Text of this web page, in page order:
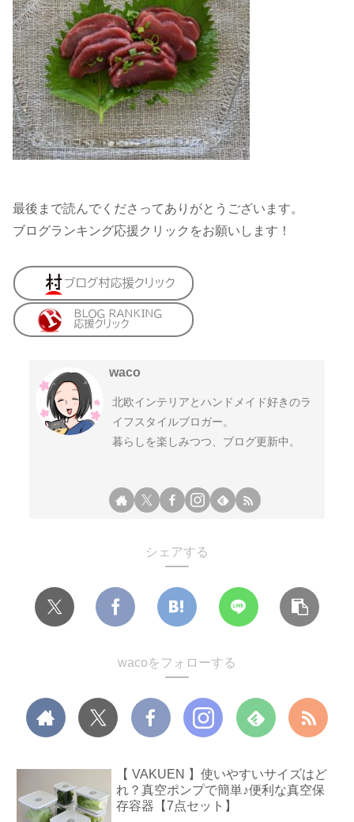
最後まで読んでくださってありがとうございます。
ブログランキング応援クリックをお願いします！
waco
北欧インテリアとハンドメイド好きのラ
イフスタイルブロガー。
暮らしを楽しみつつ、ブログ更新中。
シェアする
wacoをフォローする
【 VAKUEN 】使いやすいサイズはど
れ？真空ポンプで簡単♪便利な真空保
存容器【7点セット】